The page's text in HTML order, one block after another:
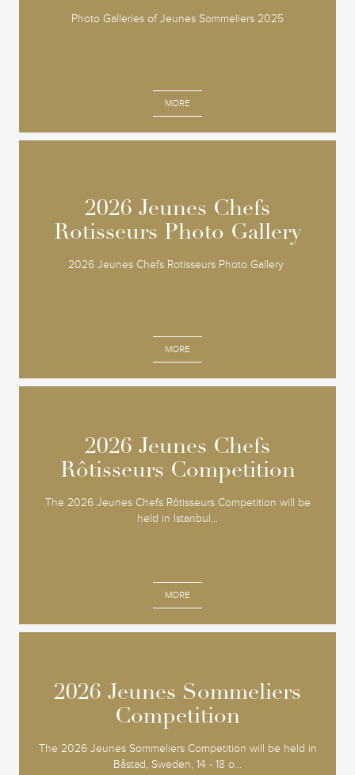
Photo Galleries of Jeunes Sommeliers 2025
MORE
2026 Jeunes Chefs
Rotisseurs Photo Gallery
2026 Jeunes Chefs Rotisseurs Photo Gallery
MORE
2026 Jeunes Chefs
Rotisseurs Photo Gallery
2026 Jeunes Chefs
Rôtisseurs Competition
The 2026 Jeunes Chefs Rôtisseurs Competition will be
held in Istanbul...
MORE
2026 Jeunes Chefs
Rôtisseurs Competition
2026 Jeunes Sommeliers
Competition
The 2026 Jeunes Sommeliers Competition will be held in
Båstad, Sweden, 14 - 18 o...
2026 Jeunes Sommeliers
Competition